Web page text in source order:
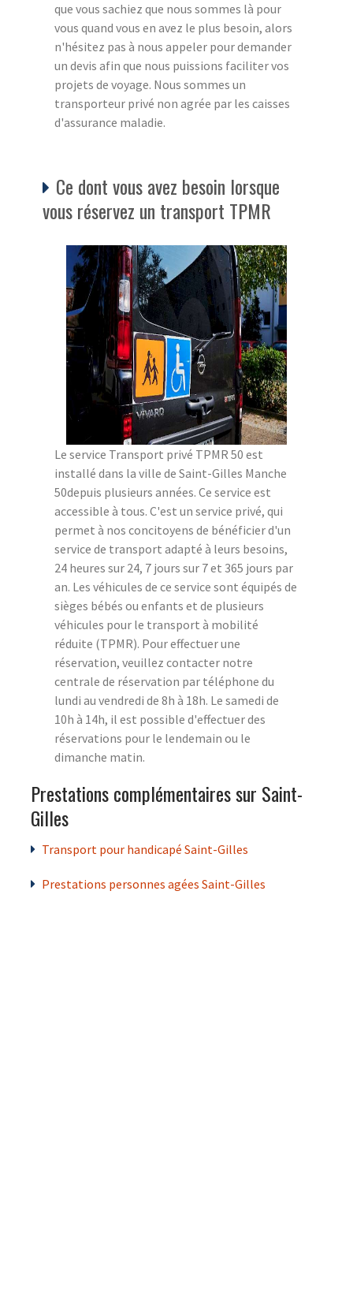
que vous sachiez que nous sommes là pour
vous quand vous en avez le plus besoin, alors
n'hésitez pas à nous appeler pour demander
un devis afin que nous puissions faciliter vos
projets de voyage. Nous sommes un
transporteur privé non agrée par les caisses
d'assurance maladie.
Ce dont vous avez besoin lorsque
vous réservez un transport TPMR
Le service Transport privé TPMR 50 est
installé dans la ville de Saint-Gilles Manche
50depuis plusieurs années. Ce service est
accessible à tous. C'est un service privé, qui
permet à nos concitoyens de bénéficier d'un
service de transport adapté à leurs besoins,
24 heures sur 24, 7 jours sur 7 et 365 jours par
an. Les véhicules de ce service sont équipés de
sièges bébés ou enfants et de plusieurs
véhicules pour le transport à mobilité
réduite (TPMR). Pour effectuer une
réservation, veuillez contacter notre
centrale de réservation par téléphone du
lundi au vendredi de 8h à 18h. Le samedi de
10h à 14h, il est possible d'effectuer des
réservations pour le lendemain ou le
dimanche matin.
Prestations complémentaires sur Saint-
Gilles
Transport pour handicapé Saint-Gilles
Prestations personnes agées Saint-Gilles